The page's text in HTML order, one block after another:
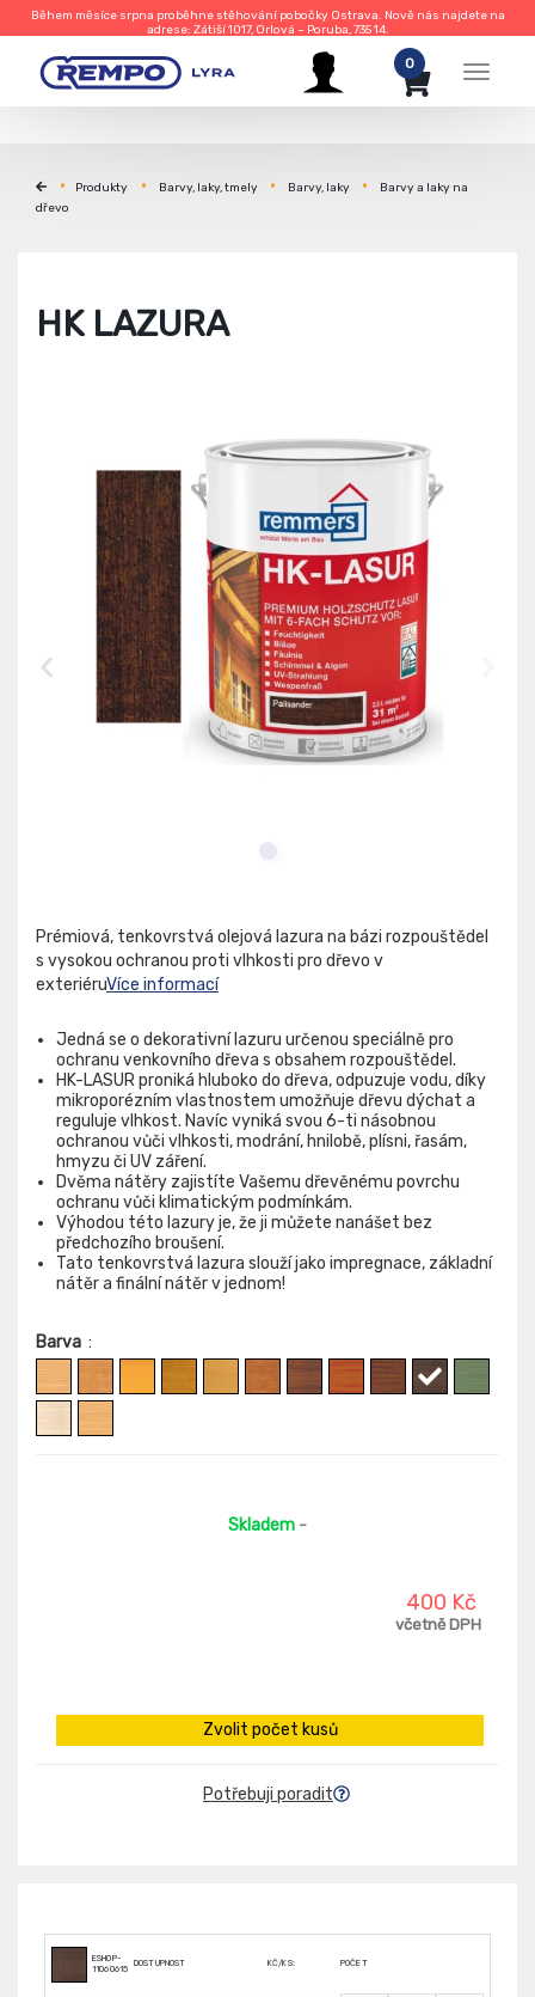
Během měsíce srpna proběhne stěhování pobočky Ostrava. Nově nás najdete na
adrese: Zátiší 1017, Orlová – Poruba, 735 14.
Menu
0
Produkty Barvy, laky, tmely Barvy, laky
Barvy a laky na
dřevo
HK LAZURA
Prémiová, tenkovrstvá olejová lazura na bázi rozpouštědel
s vysokou ochranou proti vlhkosti pro dřevo v
exteriéruVíce informací
Jedná se o dekorativní lazuru určenou speciálně pro
ochranu venkovního dřeva s obsahem rozpouštědel.
HK-LASUR proniká hluboko do dřeva, odpuzuje vodu, díky
mikroporézním vlastnostem umožňuje dřevu dýchat a
reguluje vlhkost. Navíc vyniká svou 6-ti násobnou
ochranou vůči vlhkosti, modrání, hnilobě, plísni, řasám,
hmyzu či UV záření.
Dvěma nátěry zajistíte Vašemu dřevěnému povrchu
ochranu vůči klimatickým podmínkám.
Výhodou této lazury je, že ji můžete nanášet bez
předchozího broušení.
Tato tenkovrstvá lazura slouží jako impregnace, základní
nátěr a finální nátěr v jednom!
Barva :
Skladem -
400 Kč
včetně DPH
Zvolit počet kusů
Potřebuji poradit
ESHOP-
110606151
DOSTUPNOST KČ/KS: POČET